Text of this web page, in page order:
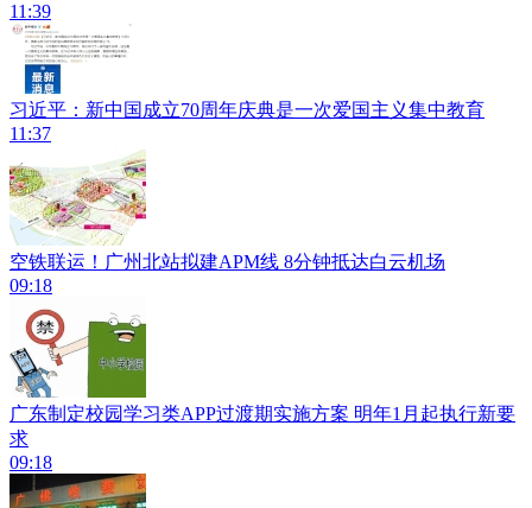
11:39
习近平：新中国成立70周年庆典是一次爱国主义集中教育
11:37
空铁联运！广州北站拟建APM线 8分钟抵达白云机场
09:18
广东制定校园学习类APP过渡期实施方案 明年1月起执行新要
求
09:18